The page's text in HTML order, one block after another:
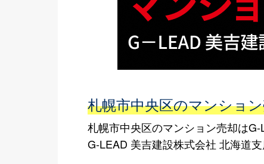
札幌市中央区のマンショ
札幌市中央区のマンション売却はG-
G-LEAD 美吉建設株式会社 北海道